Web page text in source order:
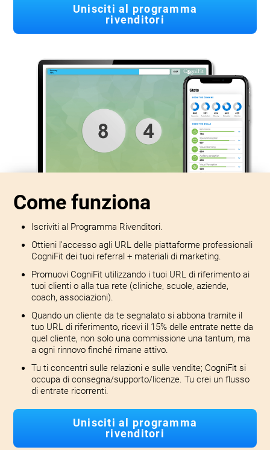
Unisciti al programma
rivenditori
Come funziona
Iscriviti al Programma Rivenditori.
Ottieni l'accesso agli URL delle piattaforme professionali
CogniFit dei tuoi referral + materiali di marketing.
Promuovi CogniFit utilizzando i tuoi URL di riferimento ai
tuoi clienti o alla tua rete (cliniche, scuole, aziende,
coach, associazioni).
Quando un cliente da te segnalato si abbona tramite il
tuo URL di riferimento, ricevi il 15% delle entrate nette da
quel cliente, non solo una commissione una tantum, ma
a ogni rinnovo finché rimane attivo.
Tu ti concentri sulle relazioni e sulle vendite; CogniFit si
occupa di consegna/supporto/licenze. Tu crei un flusso
di entrate ricorrenti.
Unisciti al programma
rivenditori